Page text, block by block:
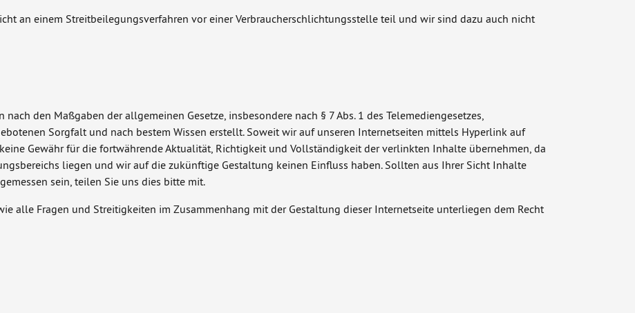
an einem Streitbeilegungsverfahren vor einer Verbraucherschlichtungsstelle teil und wir sind dazu auch nicht
den Maßgaben der allgemeinen Gesetze, insbesondere nach § 7 Abs. 1 des Telemediengesetzes,
Sorgfalt und nach bestem Wissen erstellt. Soweit wir auf unseren Internetseiten mittels Hyperlink auf
Gewähr für die fortwährende Aktualität, Richtigkeit und Vollständigkeit der verlinkten Inhalte übernehmen, da
liegen und wir auf die zukünftige Gestaltung keinen Einfluss haben. Sollten aus Ihrer Sicht Inhalte
sein, teilen Sie uns dies bitte mit.
alle Fragen und Streitigkeiten im Zusammenhang mit der Gestaltung dieser Internetseite unterliegen dem Recht